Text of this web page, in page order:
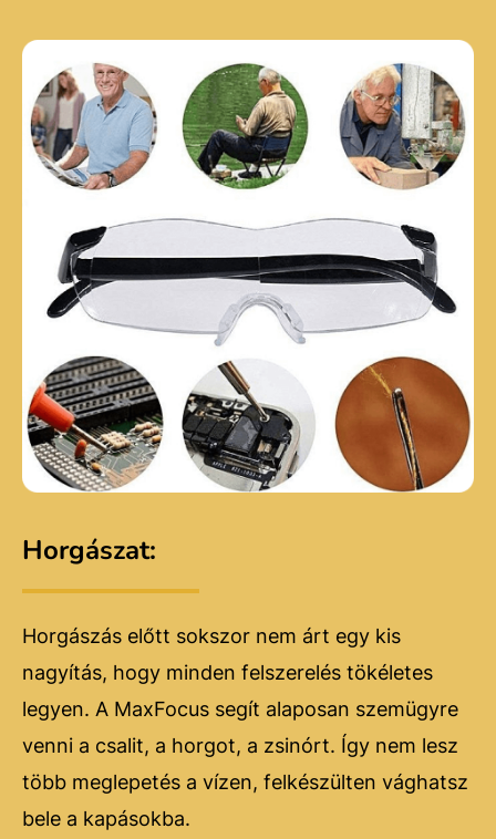
Horgászat:
Horgászás előtt sokszor nem árt egy kis
nagyítás, hogy minden felszerelés tökéletes
legyen. A MaxFocus segít alaposan szemügyre
venni a csalit, a horgot, a zsinórt. Így nem lesz
több meglepetés a vízen, felkészülten vághatsz
bele a kapásokba.